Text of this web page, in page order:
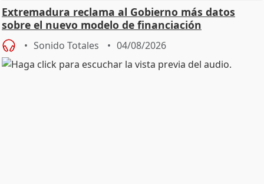
Extremadura reclama al Gobierno más datos
sobre el nuevo modelo de financiación
Sonido Totales 04/08/2026